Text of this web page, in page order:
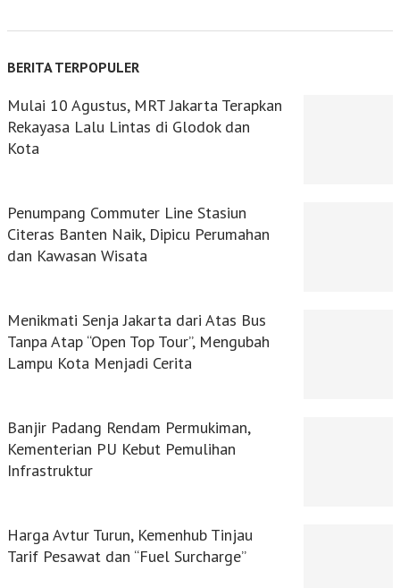
BERITA TERPOPULER
Mulai 10 Agustus, MRT Jakarta Terapkan
Rekayasa Lalu Lintas di Glodok dan
Kota
Penumpang Commuter Line Stasiun
Citeras Banten Naik, Dipicu Perumahan
dan Kawasan Wisata
Menikmati Senja Jakarta dari Atas Bus
Tanpa Atap “Open Top Tour”, Mengubah
Lampu Kota Menjadi Cerita
Banjir Padang Rendam Permukiman,
Kementerian PU Kebut Pemulihan
Infrastruktur
Harga Avtur Turun, Kemenhub Tinjau
Tarif Pesawat dan “Fuel Surcharge”